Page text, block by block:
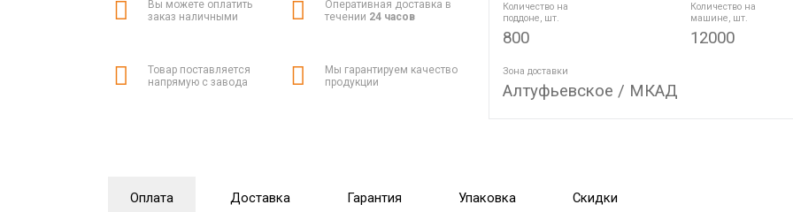
Вы можете оплатить
заказ наличными
Оперативная доставка в
течении 24 часов
Товар поставляется
напрямую с завода
Мы гарантируем качество
продукции
Количество на
поддоне, шт.
800
Количество на
машине, шт.
12000
Зона доставки
Алтуфьевское / МКАД
Оплата Доставка Гарантия Упаковка Скидки